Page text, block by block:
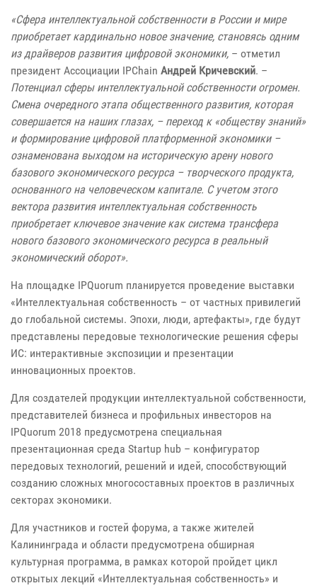
«Сфера интеллектуальной собственности в России и мире
приобретает кардинально новое значение, становясь одним
из драйверов развития цифровой экономики, – отметил
президент Ассоциации IPChain Андрей Кричевский. –
Потенциал сферы интеллектуальной собственности огромен.
Смена очередного этапа общественного развития, которая
совершается на наших глазах, – переход к «обществу знаний»
и формирование цифровой платформенной экономики –
ознаменована выходом на историческую арену нового
базового экономического ресурса – творческого продукта,
основанного на человеческом капитале. С учетом этого
вектора развития интеллектуальная собственность
приобретает ключевое значение как система трансфера
нового базового экономического ресурса в реальный
экономический оборот».
На площадке IPQuorum планируется проведение выставки
«Интеллектуальная собственность – от частных привилегий
до глобальной системы. Эпохи, люди, артефакты», где будут
представлены передовые технологические решения сферы
ИС: интерактивные экспозиции и презентации
инновационных проектов.
Для создателей продукции интеллектуальной собственности,
представителей бизнеса и профильных инвесторов на
IPQuorum 2018 предусмотрена специальная
презентационная среда Startup hub – конфигуратор
передовых технологий, решений и идей, способствующий
созданию сложных многосоставных проектов в различных
секторах экономики.
Для участников и гостей форума, а также жителей
Калининграда и области предусмотрена обширная
культурная программа, в рамках которой пройдет цикл
открытых лекций «Интеллектуальная собственность» и